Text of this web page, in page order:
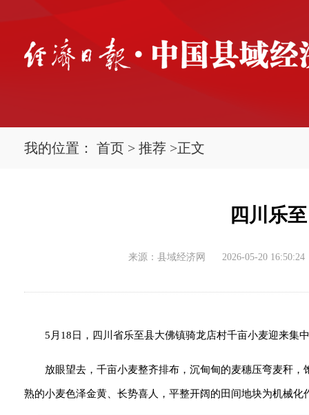
我的位置： 首页 > 推荐 >正文
四川乐
来源：县域经济网 2026-05-20 16:50:24
5月18日，四川省乐至县大佛镇骑龙店村千亩小麦迎来集
放眼望去，千亩小麦整齐排布，沉甸甸的麦穗压弯麦秆
熟的小麦色泽金黄、长势喜人，平整开阔的田间地块为机械